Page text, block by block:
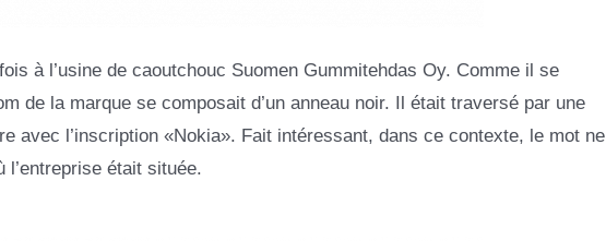
à l’usine de caoutchouc Suomen Gummitehdas Oy. Comme il se
de la marque se composait d’un anneau noir. Il était traversé par une
avec l’inscription «Nokia». Fait intéressant, dans ce contexte, le mot ne
était située.